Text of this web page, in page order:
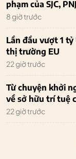
phạm của SJC,
8 giờ trước
Lần đầu vượt 1
thị trường EU
22 giờ trước
Từ chuyện khởi
về sở hữu trí tuệ
22 giờ trước